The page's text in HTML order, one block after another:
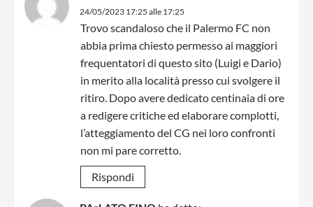
24/05/2023 17:25 alle 17:25
Trovo scandaloso che il Palermo FC non
abbia prima chiesto permesso ai maggiori
frequentatori di questo sito (Luigi e Dario)
in merito alla località presso cui svolgere il
ritiro. Dopo avere dedicato centinaia di ore
a redigere critiche ed elaborare complotti,
l’atteggiamento del CG nei loro confronti
non mi pare corretto.
Rispondi